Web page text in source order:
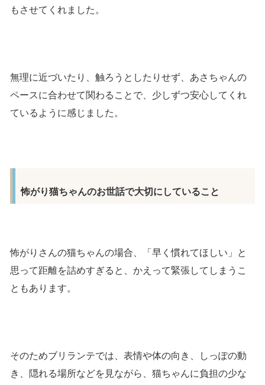
もさせてくれました。
無理に近づいたり、触ろうとしたりせず、あさちゃんの
ペースに合わせて関わることで、少しずつ安心してくれ
ているように感じました。
怖がり猫ちゃんのお世話で大切にしていること
怖がりさんの猫ちゃんの場合、「早く慣れてほしい」と
思って距離を詰めすぎると、かえって緊張してしまうこ
ともあります。
そのためブリランテでは、表情や体の向き、しっぽの動
き、隠れる場所などを見ながら、猫ちゃんに負担の少な